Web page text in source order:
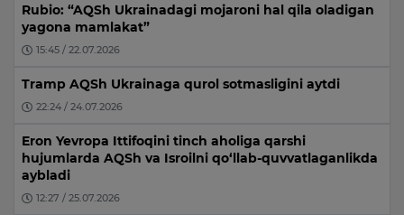
Rubio: “AQSh Ukrainadagi mojaroni hal qila oladigan
yagona mamlakat”
15:45 / 22.07.2026
Tramp AQSh Ukrainaga qurol sotmasligini aytdi
22:24 / 24.07.2026
Eron Yevropa Ittifoqini tinch aholiga qarshi
hujumlarda AQSh va Isroilni qo‘llab-quvvatlaganlikda
aybladi
12:27 / 25.07.2026